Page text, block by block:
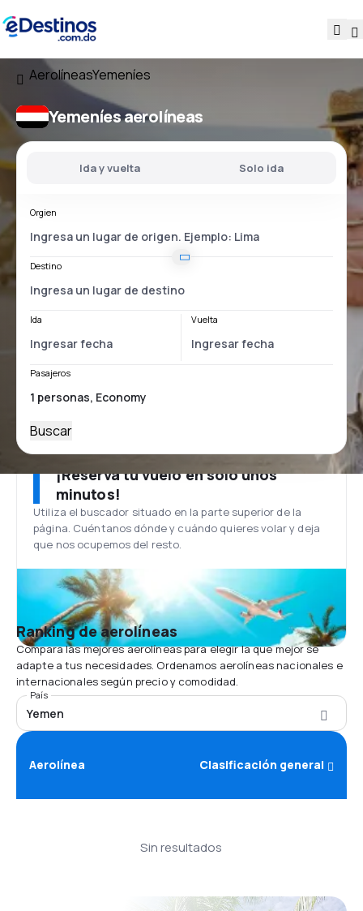
AerolíneasYemeníes
Yemeníes aerolíneas
Ida y vuelta Solo ida
Orgien
Destino
Ida Vuelta
Pasajeros
Buscar
¡Reserva tu vuelo en solo unos
minutos!
Utiliza el buscador situado en la parte superior de la
página. Cuéntanos dónde y cuándo quieres volar y deja
que nos ocupemos del resto.
Ranking de aerolíneas
Compara las mejores aerolíneas para elegir la que mejor se
adapte a tus necesidades. Ordenamos aerolíneas nacionales e
internacionales según precio y comodidad.
País
Yemen
Aerolínea Clasificación general
Sin resultados